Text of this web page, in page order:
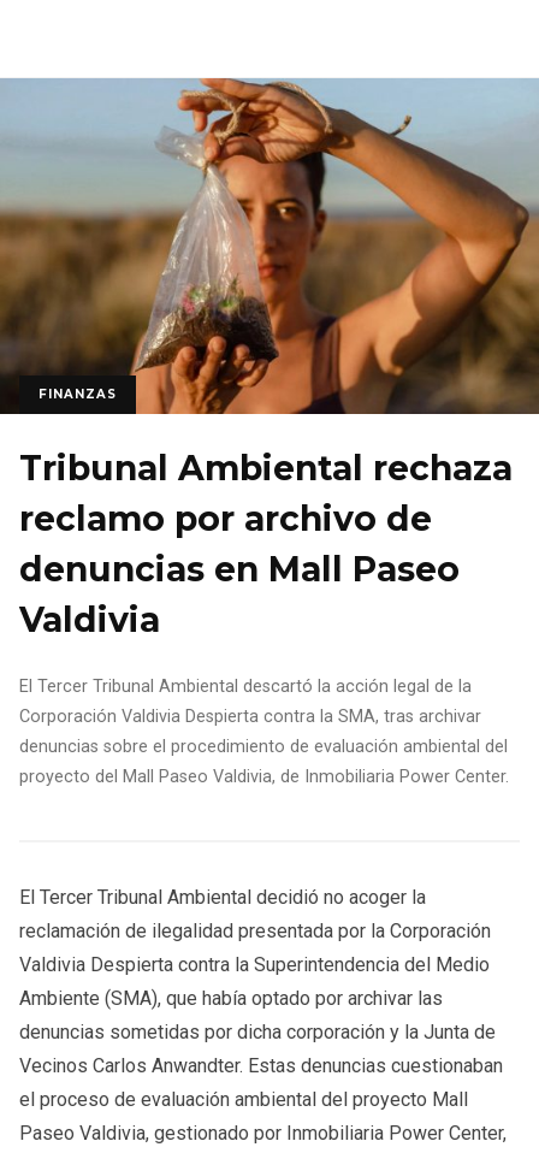
FINANZAS
Tribunal Ambiental rechaza
reclamo por archivo de
denuncias en Mall Paseo
Valdivia
El Tercer Tribunal Ambiental descartó la acción legal de la
Corporación Valdivia Despierta contra la SMA, tras archivar
denuncias sobre el procedimiento de evaluación ambiental del
proyecto del Mall Paseo Valdivia, de Inmobiliaria Power Center.
El Tercer Tribunal Ambiental decidió no acoger la
reclamación de ilegalidad presentada por la Corporación
Valdivia Despierta contra la Superintendencia del Medio
Ambiente (SMA), que había optado por archivar las
denuncias sometidas por dicha corporación y la Junta de
Vecinos Carlos Anwandter. Estas denuncias cuestionaban
el proceso de evaluación ambiental del proyecto Mall
Paseo Valdivia, gestionado por Inmobiliaria Power Center,